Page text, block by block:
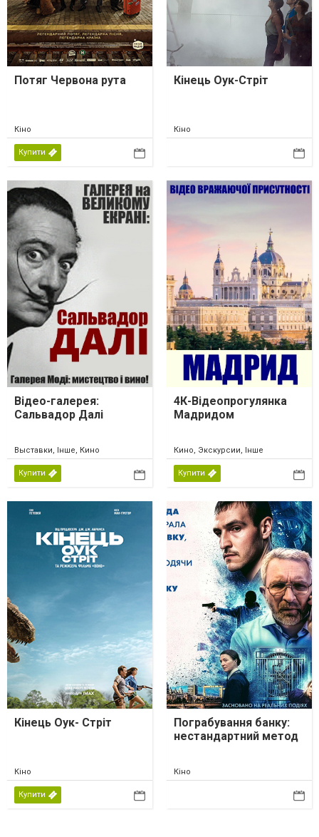
Потяг Червона рута
Кіно
Купити
Кінець Оук-Стріт
Кіно
Відео-галерея:
Сальвадор Далі
Выставки, Інше, Кино
Купити
4К-Відеопрогулянка
Мадридом
Кино, Экскурсии, Інше
Купити
Кінець Оук- Стріт
Кіно
Купити
Пограбування банку:
нестандартний метод
Кіно